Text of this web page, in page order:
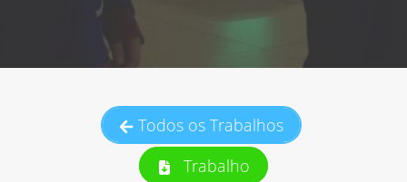
Todos os Trabalhos
Trabalho